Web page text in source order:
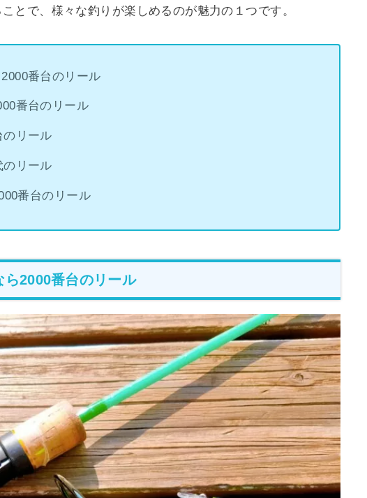
とで、様々な釣りが楽しめるのが魅力の１つです。
番台のリール
番台のリール
のリール
のリール
番台のリール
2000番台のリール